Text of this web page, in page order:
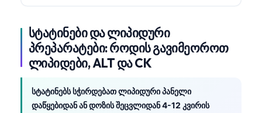
სტატინები და ლიპიდური
პრეპარატები: როდის გავიმეოროთ
ლიპიდები, ALT და CK
სტატინებს სჭირდებათ ლიპიდური პანელი
დაწყებიდან ან დოზის შეცვლიდან 4-12 კვირის